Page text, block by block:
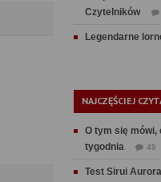
Czytelników
Legendarne
NAJCZĘŚCIEJ
O tym się
tygodnia
49
Test Sirui